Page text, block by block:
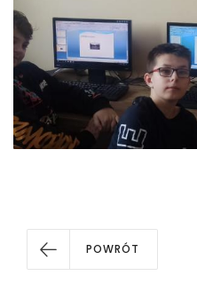
POWRÓT